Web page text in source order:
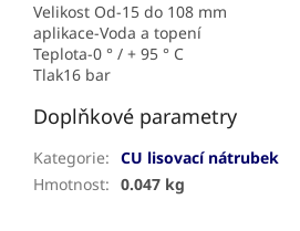
Velikost Od-15 do 108 mm
aplikace-Voda a topení
Teplota-0 ° / + 95 ° C
Tlak16 bar
Doplňkové parametry
Kategorie: CU lisovací nátrubek
Hmotnost: 0.047 kg